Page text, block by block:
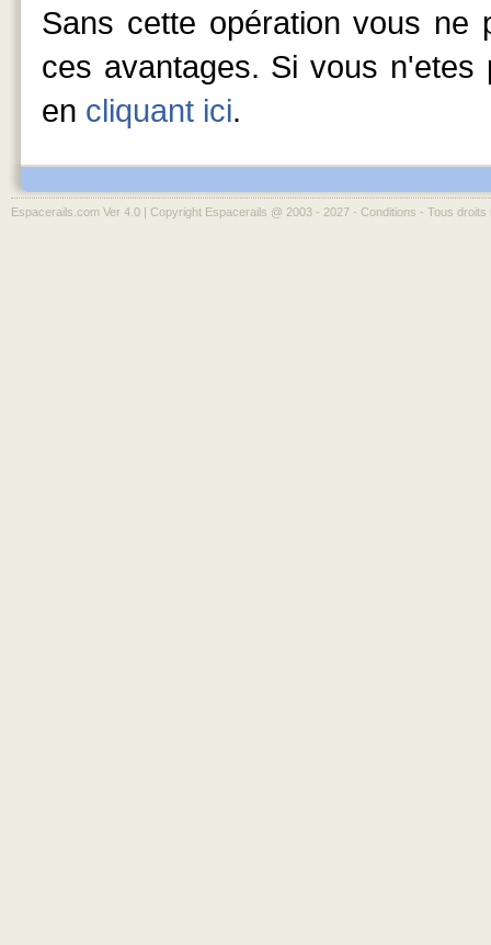
Sans cette opération vous ne
ces avantages. Si vous
en cliquant ici.
Espacerails.com Ver 4.0 | Copyright Espacerails @ 2003 - 2027 - Conditions - Tous droits